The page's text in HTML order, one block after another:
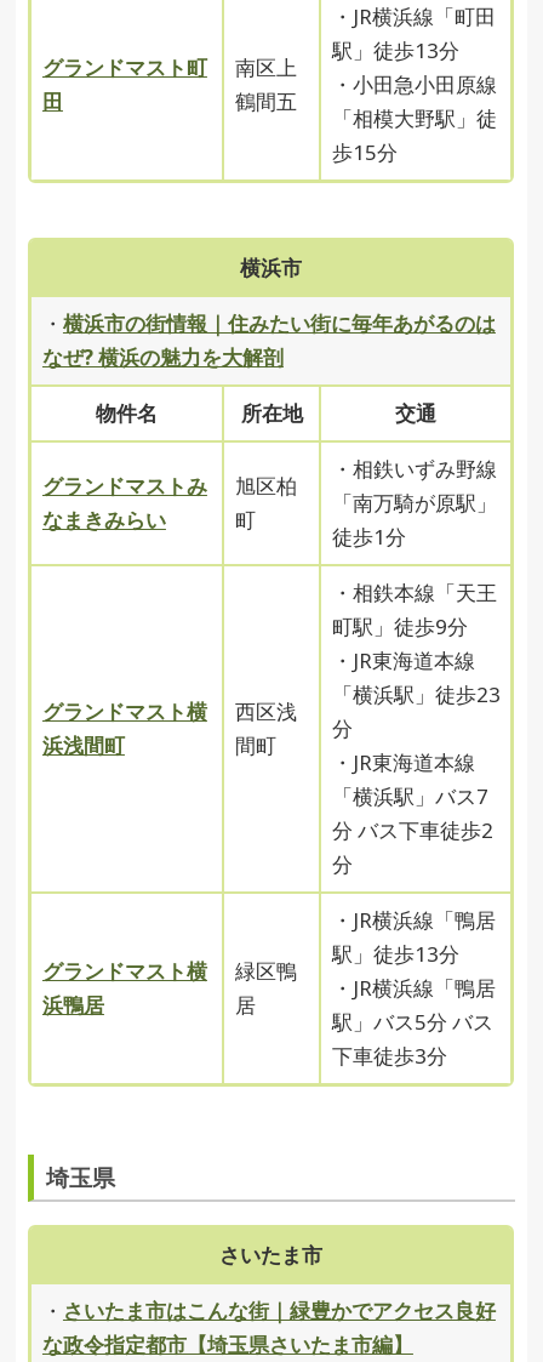
グランドマスト町
田
南区上
鶴間五
・JR横浜線「町田
駅」徒歩13分
・小田急小田原線
「相模大野駅」徒
歩15分
横浜市
・ 横浜市の街情報｜住みたい街に毎年あがるのは
なぜ? 横浜の魅力を大解剖
物件名
所在地 交通
グランドマストみ
なまきみらい
旭区柏
町
・相鉄いずみ野線
「南万騎が原駅」
徒歩1分
グランドマスト横
浜浅間町
西区浅
間町
・相鉄本線「天王
町駅」徒歩9分
・JR東海道本線
「横浜駅」徒歩23
分
・JR東海道本線
「横浜駅」バス7
分 バス下車徒歩2
分
グランドマスト横
浜鴨居
緑区鴨
居
・JR横浜線「鴨居
駅」徒歩13分
・JR横浜線「鴨居
駅」バス5分 バス
下車徒歩3分
埼玉県
さいたま市
・ さいたま市はこんな街｜緑豊かでアクセス良好
な政令指定都市【埼玉県さいたま市編】